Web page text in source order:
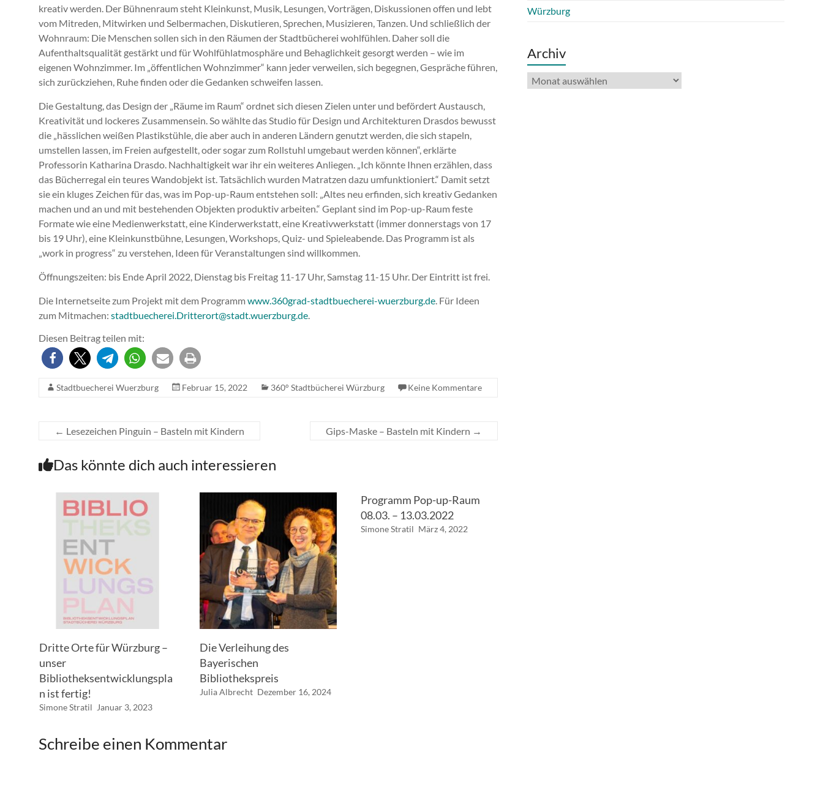
kreativ werden. Der Bühnenraum steht Kleinkunst, Musik, Lesungen, Vorträgen, Diskussionen offen und lebt
vom Mitreden, Mitwirken und Selbermachen, Diskutieren, Sprechen, Musizieren, Tanzen. Und schließlich der
Wohnraum: Die Menschen sollen sich in den Räumen der Stadtbücherei wohlfühlen. Daher soll die
Aufenthaltsqualität gestärkt und für Wohlfühlatmosphäre und Behaglichkeit gesorgt werden – wie im
eigenen Wohnzimmer. Im „öffentlichen Wohnzimmer“ kann jeder verweilen, sich begegnen, Gespräche führen,
sich zurückziehen, Ruhe finden oder die Gedanken schweifen lassen.
Die Gestaltung, das Design der „Räume im Raum“ ordnet sich diesen Zielen unter und befördert Austausch,
Kreativität und lockeres Zusammensein. So wählte das Studio für Design und Architekturen Drasdos bewusst
die „hässlichen weißen Plastikstühle, die aber auch in anderen Ländern genutzt werden, die sich stapeln,
umstellen lassen, im Freien aufgestellt, oder sogar zum Rollstuhl umgebaut werden können“, erklärte
Professorin Katharina Drasdo. Nachhaltigkeit war ihr ein weiteres Anliegen. „Ich könnte Ihnen erzählen, dass
das Bücherregal ein teures Wandobjekt ist. Tatsächlich wurden Matratzen dazu umfunktioniert.“ Damit setzt
sie ein kluges Zeichen für das, was im Pop-up-Raum entstehen soll: „Altes neu erfinden, sich kreativ Gedanken
machen und an und mit bestehenden Objekten produktiv arbeiten.“ Geplant sind im Pop-up-Raum feste
Formate wie eine Medienwerkstatt, eine Kinderwerkstatt, eine Kreativwerkstatt (immer donnerstags von 17
bis 19 Uhr), eine Kleinkunstbühne, Lesungen, Workshops, Quiz- und Spieleabende. Das Programm ist als
„work in progress“ zu verstehen, Ideen für Veranstaltungen sind willkommen.
Öffnungszeiten: bis Ende April 2022, Dienstag bis Freitag 11-17 Uhr, Samstag 11-15 Uhr. Der Eintritt ist frei.
Die Internetseite zum Projekt mit dem Programmwww.360grad-stadtbuecherei-wuerzburg.de . Für Ideen
zum Mitmachen: stadtbuecherei.Dritterort@stadt.wuerzburg.de
Diesen Beitrag teilen mit:
Stadtbuecherei Wuerzburg Februar 15, 2022 360° Stadtbücherei Würzburg Keine Kommentare
← Lesezeichen Pinguin – Basteln mit Kindern Gips-Maske – Basteln mit Kindern →
Das könnte dich auch interessieren
Dritte Orte für Würzburg –
unser
Bibliotheksentwicklungspla
n ist fertig!
Simone Stratil Januar 3, 2023
Die Verleihung des
Bayerischen
Bibliothekspreis
Julia Albrecht Dezember 16, 2024
Programm Pop-up-Raum
08.03. – 13.03.2022
Simone Stratil März 4, 2022
Schreibe einen Kommentar
Würzburg
Archiv
Archiv